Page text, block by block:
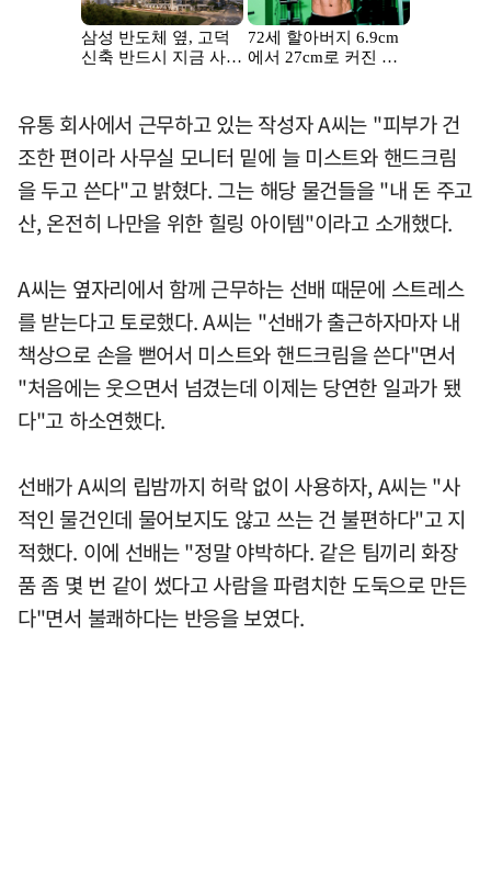
유통 회사에서 근무하고 있는 작성자 A씨는 "피부가 건
조한 편이라 사무실 모니터 밑에 늘 미스트와 핸드크림
을 두고 쓴다"고 밝혔다. 그는 해당 물건들을 "내 돈 주고
산, 온전히 나만을 위한 힐링 아이템"이라고 소개했다.
A씨는 옆자리에서 함께 근무하는 선배 때문에 스트레스
를 받는다고 토로했다. A씨는 "선배가 출근하자마자 내
책상으로 손을 뻗어서 미스트와 핸드크림을 쓴다"면서
"처음에는 웃으면서 넘겼는데 이제는 당연한 일과가 됐
다"고 하소연했다.
선배가 A씨의 립밤까지 허락 없이 사용하자, A씨는 "사
적인 물건인데 물어보지도 않고 쓰는 건 불편하다"고 지
적했다. 이에 선배는 "정말 야박하다. 같은 팀끼리 화장
품 좀 몇 번 같이 썼다고 사람을 파렴치한 도둑으로 만든
다"면서 불쾌하다는 반응을 보였다.